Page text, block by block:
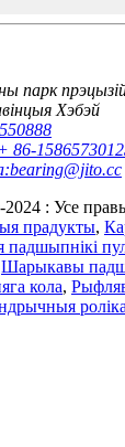
парк
Хэбэй
86-
bearing@jito.cc
2024 : Усе
прадукты,
Шарыкавы
кола,